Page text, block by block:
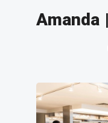
رستوران دیرت کندی | Amanda